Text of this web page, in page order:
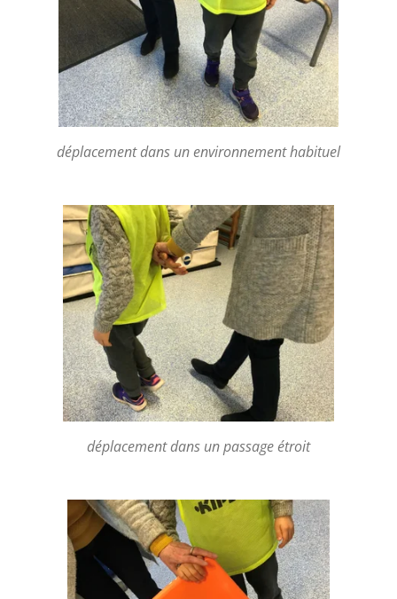
déplacement dans un environnement habituel
déplacement dans un passage étroit